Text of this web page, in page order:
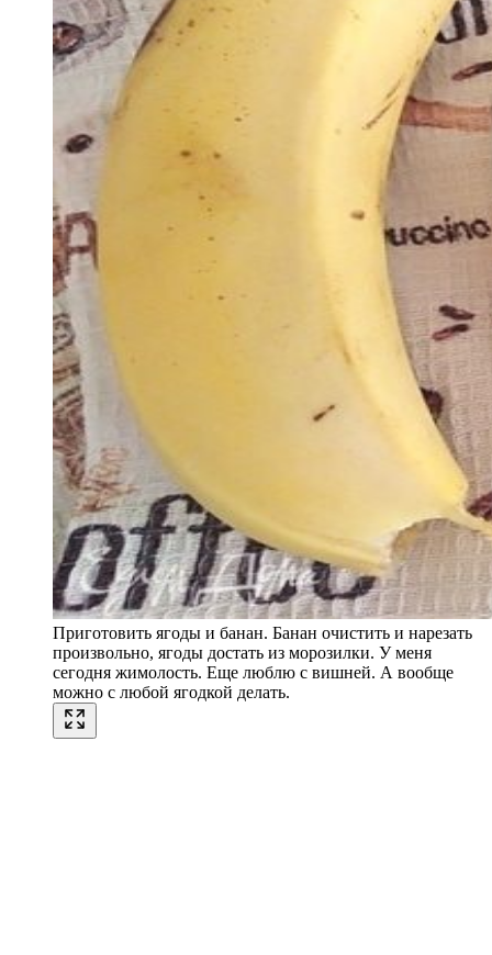
Приготовить ягоды и банан. Банан очистить и нарезать
произвольно, ягоды достать из морозилки. У меня
сегодня жимолость. Еще люблю с вишней. А вообще
можно с любой ягодкой делать.